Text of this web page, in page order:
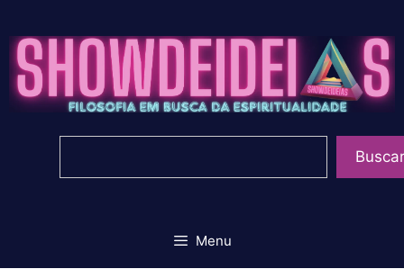
para
conteúdo
Buscar
Menu